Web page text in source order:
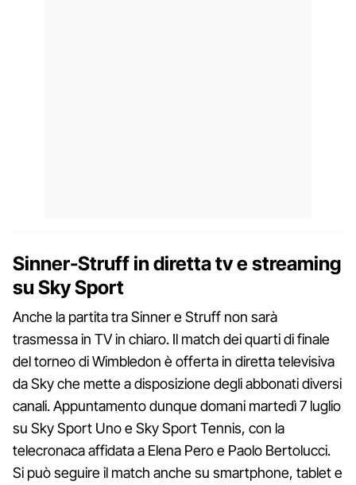
Sinner-Struff in diretta tv e streaming
su Sky Sport
Anche la partita tra Sinner e Struff non sarà
trasmessa in TV in chiaro. Il match dei quarti di finale
del torneo di Wimbledon è offerta in diretta televisiva
da Sky che mette a disposizione degli abbonati diversi
canali. Appuntamento dunque domani martedì 7 luglio
su Sky Sport Uno e Sky Sport Tennis, con la
telecronaca affidata a Elena Pero e Paolo Bertolucci.
Si può seguire il match anche su smartphone, tablet e